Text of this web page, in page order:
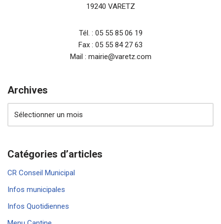
19240 VARETZ
Tél. : 05 55 85 06 19
Fax : 05 55 84 27 63
Mail : mairie@varetz.com
Archives
Catégories d’articles
CR Conseil Municipal
Infos municipales
Infos Quotidiennes